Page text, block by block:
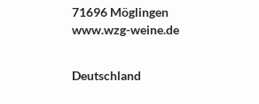
71696 Möglingen
www.wzg-weine.de
Deutschland